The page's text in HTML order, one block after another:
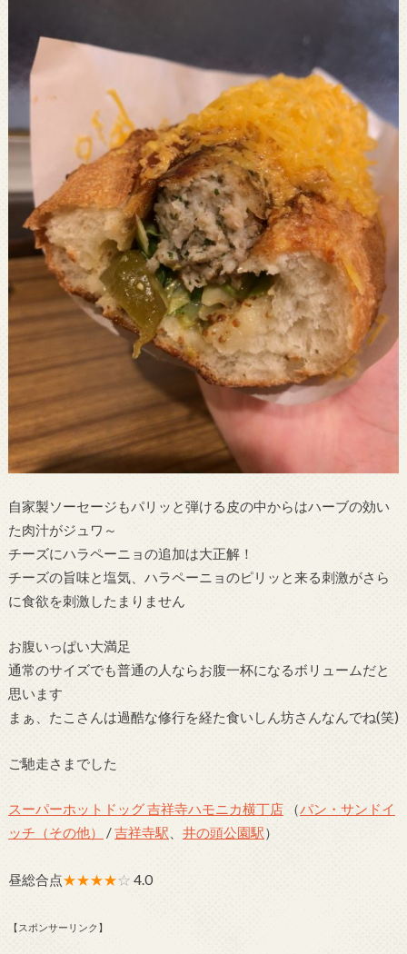
自家製ソーセージもパリッと弾ける皮の中からはハーブの効い
た肉汁がジュワ～
チーズにハラペーニョの追加は大正解！
チーズの旨味と塩気、ハラペーニョのピリッと来る刺激がさら
に食欲を刺激したまりません
お腹いっぱい大満足
通常のサイズでも普通の人ならお腹一杯になるボリュームだと
思います
まぁ、たこさんは過酷な修行を経た食いしん坊さんなんでね(笑)
ご馳走さまでした
スーパーホットドッグ 吉祥寺ハモニカ横丁店（パン・サンドイ
ッチ（その他）
/吉祥寺駅 井の頭公園駅）
昼総合点★★★★☆ 4.0
【スポンサーリンク】